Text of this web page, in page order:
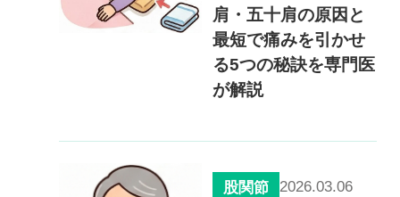
肩・五十肩の原因と
最短で痛みを引かせ
る5つの秘訣を専門医
が解説
股関節 2026.03.06